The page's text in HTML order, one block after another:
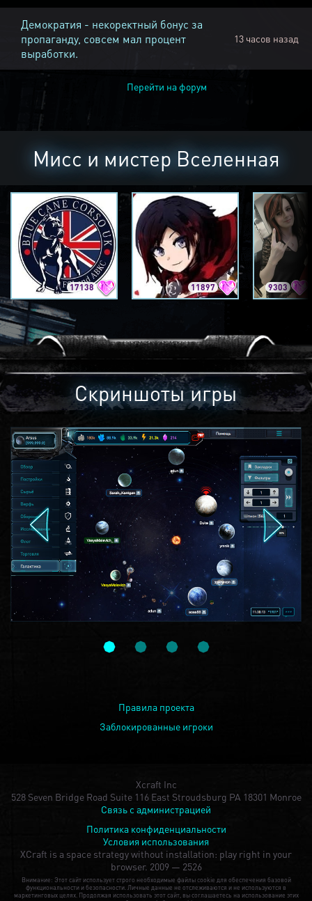
Демократия - некоректный бонус за
пропаганду, совсем мал процент
выработки.
13 часов назад
Перейти на форум
Мисс и мистер Вселенная
17138 11897 9303
Скриншоты игры
Правила проекта
Заблокированные игроки
Xcraft Inc
528 Seven Bridge Road Suite 116 East Stroudsburg PA 18301 Monroe
Связь с администрацией
Политика конфиденциальности
Условия использования
XCraft is a space strategy without installation: play right in your
browser. 2009 — 2526
Внимание: Этот сайт использует строго необходимые файлы cookie для обеспечения базовой
функциональности и безопасности. Личные данные не отслеживаются и не используются в
маркетинговых целях. Продолжая использовать этот сайт, вы соглашаетесь на использование этих